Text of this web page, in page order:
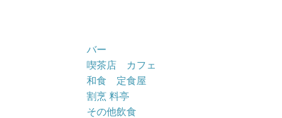
バー
喫茶店 カフェ
和食 定食屋
割烹 料亭
その他飲食